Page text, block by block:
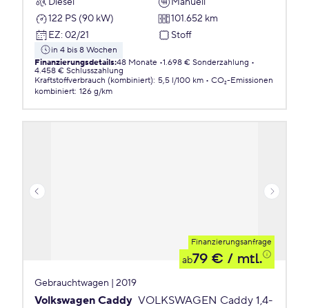
122 PS (90 kW)
101.652 km
EZ: 02/21 Stoff
in 4 bis 8 Wochen
Finanzierungsdetails:48 Monate 1.698 € Sonderzahlung
4.458 € Schlusszahlung
Kraftstoffverbrauch (kombiniert): 5,5 l/100 km
CO₂-Emissionen
kombiniert: 126 g/km
Finanzierungsanfrage
ab79 € / mtl.
Gebrauchtwagen | 2019
Volkswagen Caddy VOLKSWAGEN Caddy 1,4-